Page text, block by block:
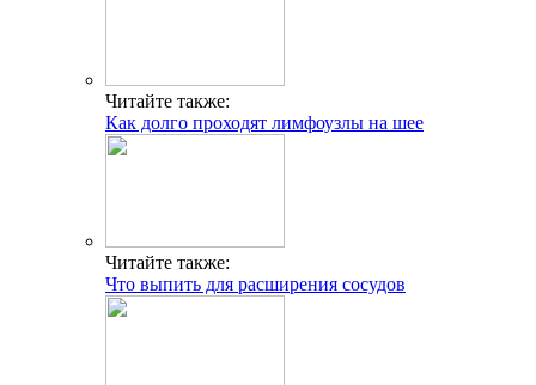
Читайте также:
Как долго проходят лимфоузлы на шее
Читайте также:
Что выпить для расширения сосудов